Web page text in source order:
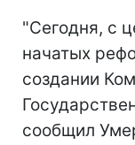
"Сегодня, с
начатых
создании
сообщил